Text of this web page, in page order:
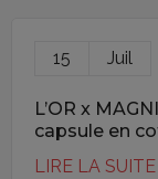
15 Juil
L’OR x
capsule en
LIRE LA SUITE